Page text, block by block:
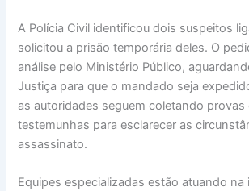
A Polícia Civil identificou dois suspeitos
solicitou a prisão temporária deles. O
análise pelo Ministério Público,
Justiça para que o mandado seja
as autoridades seguem coletando provas
testemunhas para esclarecer as
assassinato.
Equipes especializadas estão atuando na